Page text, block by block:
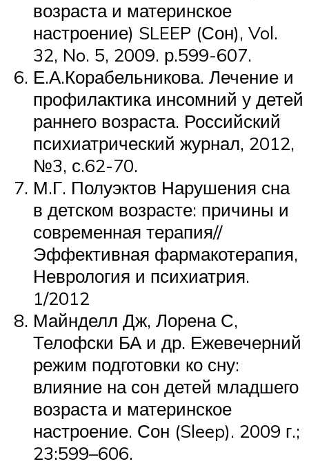
возраста и материнское
настроение) SLEEP (Сон), Vol.
32, No. 5, 2009. р.599-607.
Е.А.Корабельникова. Лечение и
профилактика инсомний у детей
раннего возраста. Российский
психиатрический журнал, 2012,
№3, с.62-70.
М.Г. Полуэктов Нарушения сна
в детском возрасте: причины и
современная терапия//
Эффективная фармакотерапия,
Неврология и психиатрия.
1/2012
Майнделл Дж, Лорена С,
Телофски БА и др. Ежевечерний
режим подготовки ко сну:
влияние на сон детей младшего
возраста и материнское
настроение. Сон (Sleep). 2009 г.;
23:599–606.